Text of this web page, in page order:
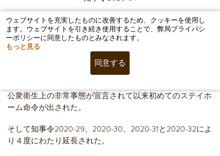
安全な在宅勧告の制定に関連して
公衆衛生上の非常事態が宣言されて以来初めてのステイホ
ーム命令が出された。
そして知事令2020-29、2020-30、2020-31と2020-32によ
り４度にわたり延長された。
ウェブサイトを充実したものに改善するため、クッキーを使用し
ます。ウェブサイトを引き続き使用することで、弊局プライバシ
ーポリシーに同意したものとみなされます。
もっと見る
同意する